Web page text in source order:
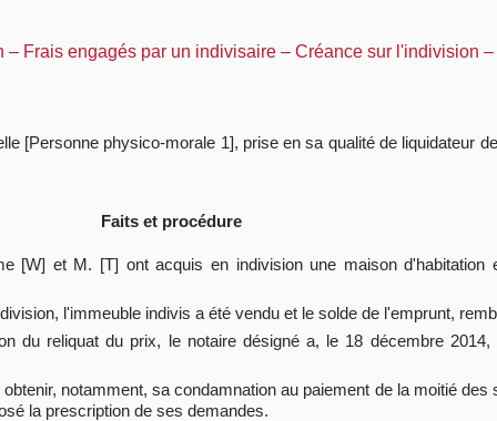
Frais engagés par un indivisaire – Créance sur l'indivision
[Personne physico-morale 1], prise en sa qualité de liquidateur
Faits et procédure
[W] et M. [T] ont acquis en indivision une maison d'habitation
l'immeuble indivis a été vendu et le solde de l'emprunt,
du reliquat du prix, le notaire désigné a, le 18 décembre
notamment, sa condamnation au paiement de la moitié
la prescription de ses demandes.